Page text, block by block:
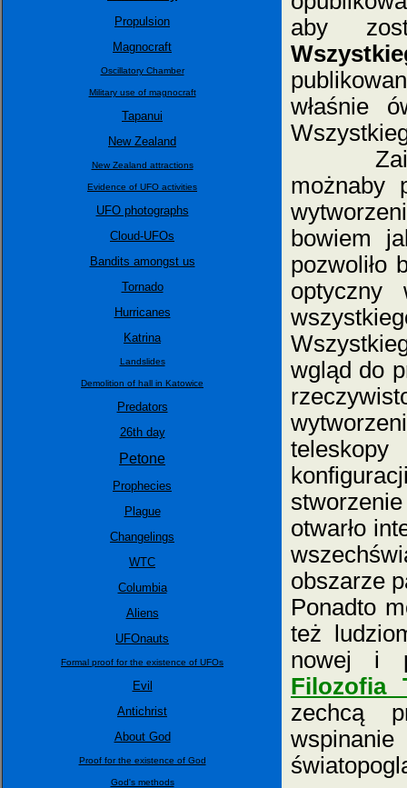
Propulsion
Magnocraft
Oscillatory Chamber
Military use of magnocraft
Tapanui
New Zealand
New Zealand attractions
Evidence of UFO activities
UFO photographs
Cloud-UFOs
Bandits amongst us
Tornado
Hurricanes
Katrina
Landslides
Demolition of hall in Katowice
Predators
26th day
Petone
Prophecies
Plague
Changelings
WTC
Columbia
Aliens
UFOnauts
Formal proof for the existence of UFOs
Evil
Antichrist
About God
Proof for the existence of God
God's methods
aby
właśnie
możnaby
bowiem
pozwoliło
optyczny
wgląd do
otwarło
obszarze
Ponadto
też
nowej i
Filozofia
zechcą